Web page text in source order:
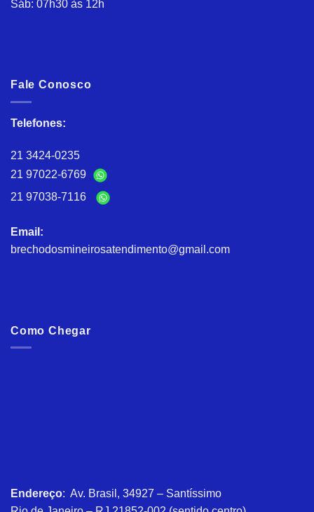
Sáb: 07h30 às 12h
Fale Conosco
Telefones:
21 3424-0235
21 97022-6769
21 97038-7116
Email:
brechodosmineirosatendimento@gmail.com
Como Chegar
Endereço: Av. Brasil, 34927 – Santíssimo